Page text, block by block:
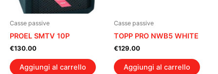
Casse passive
PROEL SMTV 10P
€130.00
Aggiungi al carrello
Casse passive
TOPP PRO NWB5 WHITE
€129.00
Aggiungi al carrello